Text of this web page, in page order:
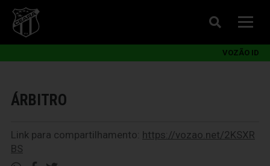
VOZÃO ID
ÁRBITRO
Link para compartilhamento: https://vozao.net/2KSXR
BS